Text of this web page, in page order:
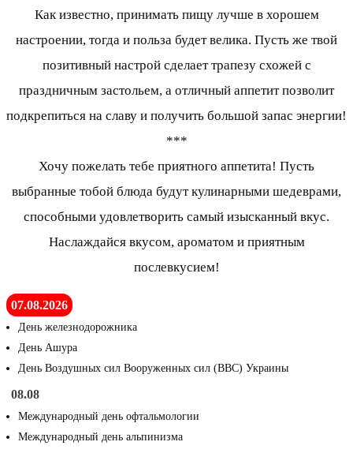
Как известно, принимать пищу лучше в хорошем
настроении, тогда и польза будет велика. Пусть же твой
позитивный настрой сделает трапезу схожей с
праздничным застольем, а отличный аппетит позволит
подкрепиться на славу и получить большой запас энергии!
***
Хочу пожелать тебе приятного аппетита! Пусть
выбранные тобой блюда будут кулинарными шедеврами,
способными удовлетворить самый изысканный вкус.
Наслаждайся вкусом, ароматом и приятным
послевкусием!
07.08.2026
День железнодорожника
День Ашура
День Воздушных сил Вооруженных сил (ВВС) Украины
08.08
Международный день офтальмологии
Международный день альпинизма